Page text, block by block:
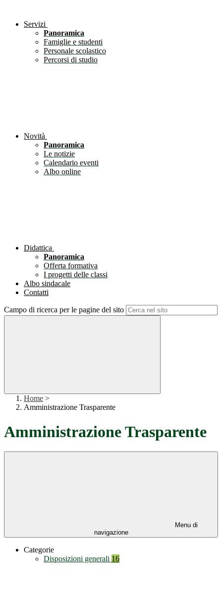
Servizi
Panoramica
Famiglie e studenti
Personale scolastico
Percorsi di studio
Novità
Panoramica
Le notizie
Calendario eventi
Albo online
Didattica
Panoramica
Offerta formativa
I progetti delle classi
Albo sindacale
Contatti
Campo di ricerca per le pagine del sito
Home >
Amministrazione Trasparente
Amministrazione Trasparente
Menu di
navigazione
Categorie
Disposizioni generali 16